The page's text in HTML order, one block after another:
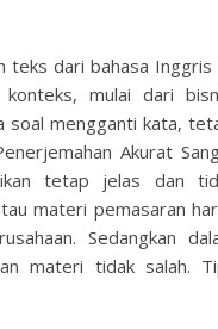
teks dari bahasa Inggris
mulai dari
soal mengganti kata,
Akurat
tetap jelas dan
materi pemasaran
Sedangkan
materi tidak salah.